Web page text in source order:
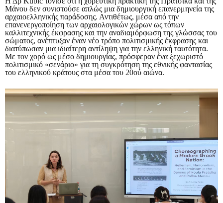
Μάνου δεν συνιστούσε απλώς μια δημιουργική επανερμηνεία της
αρχαιοελληνικής παράδοσης. Αντιθέτως, μέσα από την
επανενεργοποίηση των αρχαιολογικών χώρων ως τόπων
καλλιτεχνικής έκφρασης και την αναδιαμόρφωση της γλώσσας του
σώματος, ανέπτυξαν έναν νέο τρόπο πολιτισμικής έκφρασης και
διατύπωσαν μια ιδιαίτερη αντίληψη για την ελληνική ταυτότητα.
Με τον χορό ως μέσο δημιουργίας, πρόσφεραν ένα ξεχωριστό
πολιτισμικό «σενάριο» για τη συγκρότηση της εθνικής φαντασίας
του ελληνικού κράτους στα μέσα του 20ού αιώνα.